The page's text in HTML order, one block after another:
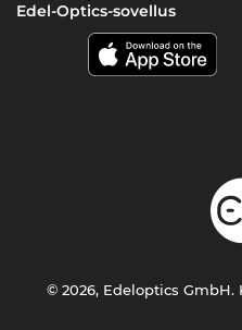
Edel-Optics-sovellus
© 2026, Edeloptics